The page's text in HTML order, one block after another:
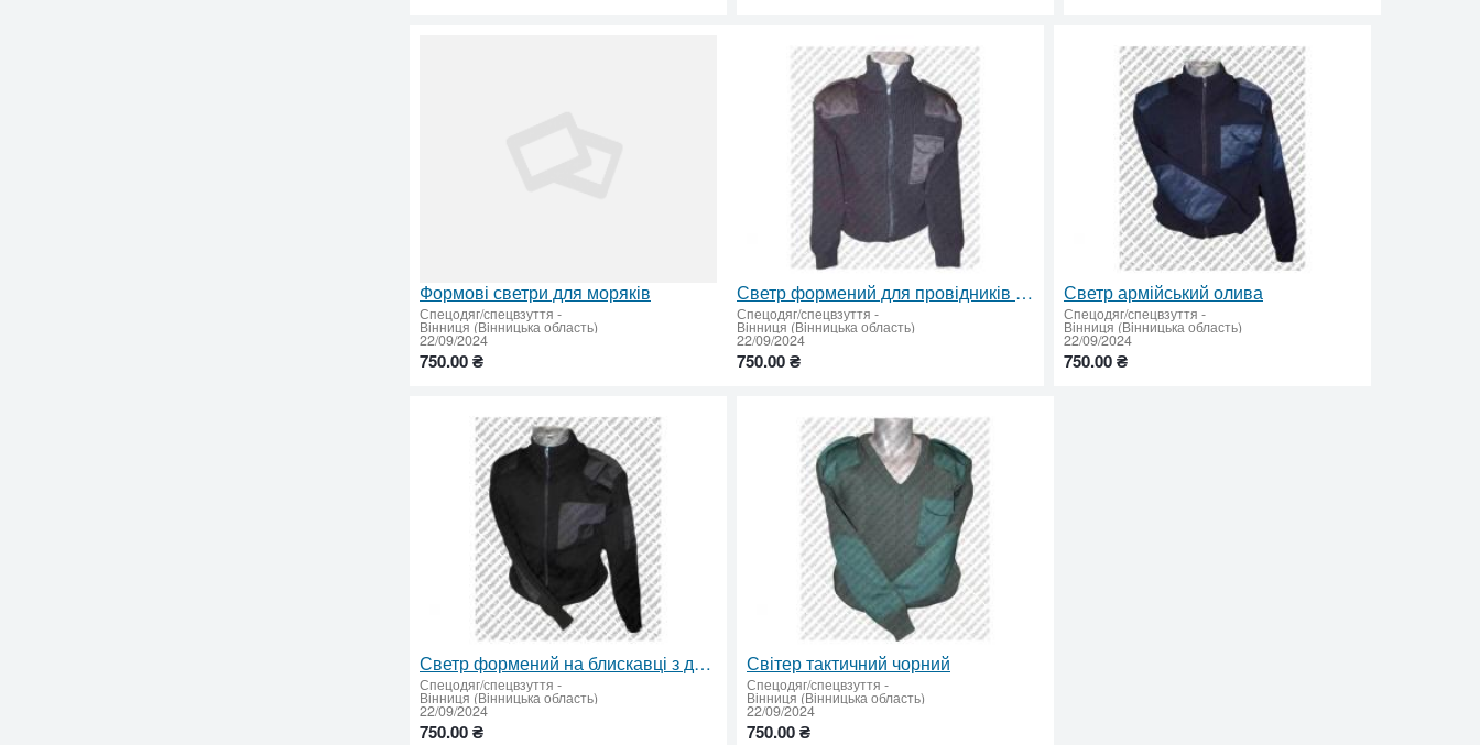
Формові светри для моряків
Спецодяг/спецвзуття -
Вінниця (Вінницька область)
22/09/2024
750.00 ₴
Светр формений для провідників напіввовна
Спецодяг/спецвзуття -
Вінниця (Вінницька область)
22/09/2024
750.00 ₴
Светр армійський олива
Спецодяг/спецвзуття -
Вінниця (Вінницька область)
22/09/2024
750.00 ₴
Светр формений на блискавці з двома кишенями напіввовна
Спецодяг/спецвзуття -
Вінниця (Вінницька область)
22/09/2024
750.00 ₴
Світер тактичний чорний
Спецодяг/спецвзуття -
Вінниця (Вінницька область)
22/09/2024
750.00 ₴